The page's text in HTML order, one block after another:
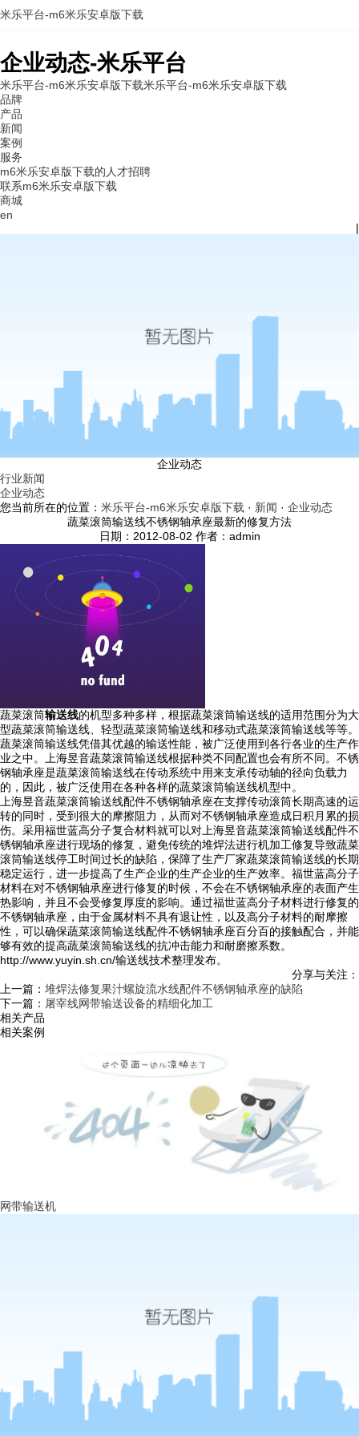
企业动态-米乐平台
米乐平台-m6米乐安卓版下载米乐平台-m6米乐安卓版下载
品牌
产品
新闻
案例
服务
m6米乐安卓版下载的人才招聘
联系m6米乐安卓版下载
商城
en
|
米乐平台-m6米乐安卓版下载
企业动态
行业新闻
企业动态
您当前所在的位置： 米乐平台-m6米乐安卓版下载 · 新闻 · 企业动态
蔬菜滚筒输送线不锈钢轴承座最新的修复方法
日期：2012-08-02 作者：admin
蔬菜滚筒输送线的机型多种多样，根据蔬菜滚筒输送线的适用范围分为大
型蔬菜滚筒输送线、轻型蔬菜滚筒输送线和移动式蔬菜滚筒输送线等等。
蔬菜滚筒输送线凭借其优越的输送性能，被广泛使用到各行各业的生产作
业之中。上海昱音蔬菜滚筒输送线根据种类不同配置也会有所不同。不锈
钢轴承座是蔬菜滚筒输送线在传动系统中用来支承传动轴的径向负载力
的，因此，被广泛使用在各种各样的蔬菜滚筒输送线机型中。
上海昱音蔬菜滚筒输送线配件不锈钢轴承座在支撑传动滚筒长期高速的运
转的同时，受到很大的摩擦阻力，从而对不锈钢轴承座造成日积月累的损
伤。采用福世蓝高分子复合材料就可以对上海昱音蔬菜滚筒输送线配件不
锈钢轴承座进行现场的修复，避免传统的堆焊法进行机加工修复导致蔬菜
滚筒输送线停工时间过长的缺陷，保障了生产厂家蔬菜滚筒输送线的长期
稳定运行，进一步提高了生产企业的生产企业的生产效率。福世蓝高分子
材料在对不锈钢轴承座进行修复的时候，不会在不锈钢轴承座的表面产生
热影响，并且不会受修复厚度的影响。通过福世蓝高分子材料进行修复的
不锈钢轴承座，由于金属材料不具有退让性，以及高分子材料的耐摩擦
性，可以确保蔬菜滚筒输送线配件不锈钢轴承座百分百的接触配合，并能
够有效的提高蔬菜滚筒输送线的抗冲击能力和耐磨擦系数。
http://www.yuyin.sh.cn/输送线技术整理发布。
分享与关注：
上一篇： 堆焊法修复果汁螺旋流水线配件不锈钢轴承座的缺陷
下一篇： 屠宰线网带输送设备的精细化加工
相关产品
相关案例
网带输送机